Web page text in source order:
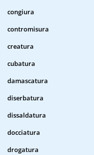
congiura
contromisura
creatura
cubatura
damascatura
diserbatura
dissaldatura
docciatura
drogatura